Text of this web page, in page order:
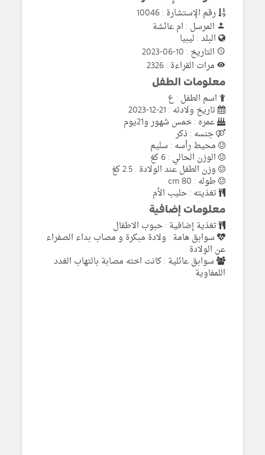
رقم الإستشارة : 10046
المرسل : ام عائشة
البلد : ليبيا
التاريخ : 10-06-2023
مرات القراءة : 2326
معلومات الطفل
اسم الطفل : ع
تاريخ ولادته : 21-12-2023
عمره : خمس شهور و21يوم
جنسه : ذكر
محيط رأسه : سليم
الوزن الحالي : 6 كغ
وزن الطفل عند الولادة : 2.5 كغ
طوله : 80 cm
تغذيته : حليب الأم
معلومات إضافية
تغذية إضافية : حبوب الاطفال
سوابق هامة : ولادة مبكرة و مصاب بداء الصفراء
عن الولادة
سوابق عائلية : كانت اخته مصابة بالتهاب الغدد
اللمفاوية